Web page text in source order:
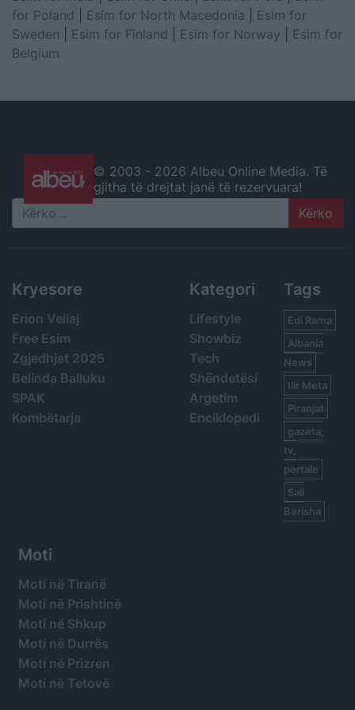
for Poland
Esim for North Macedonia
Esim for
Sweden
Esim for Finland Esim for Norway
Esim for
Belgium
© 2003 - 2026 Albeu Online Media. Të
gjitha të drejtat janë të rezervuara!
Search
Kryesore
Erion Veliaj
Free Esim
Zgjedhjet 2025
Belinda Balluku
SPAK
Kombëtarja
Kategori
Lifestyle
Showbiz
Tech
Shëndetësi
Argetim
Enciklopedi
Tags
Edi Rama
Albania
News
Ilir Meta
Piranjat
gazeta,
tv,
portale
Sali
Berisha
Moti
Moti në Tiranë
Moti në Prishtinë
Moti në Shkup
Moti në Durrës
Moti në Prizren
Moti në Tetovë